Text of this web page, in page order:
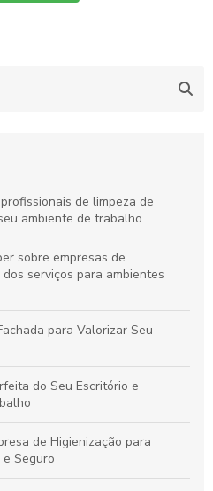
de limpeza de
ambiente de trabalho
sobre empresas de
serviços para ambientes
para Valorizar Seu
do Seu Escritório e
de Higienização para
Seguro